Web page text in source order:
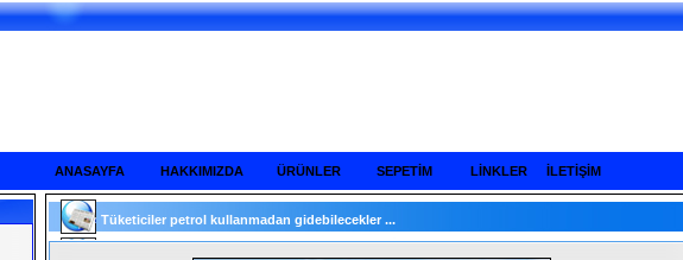
ANASAYFA HAKKIMIZDA ÜRÜNLER SEPETİM LİNKLER İLETİŞİM
Tüketiciler petrol kullanmadan gidebilecekler ...